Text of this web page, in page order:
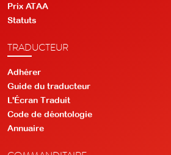
Prix ATAA
Statuts
TRADUCTEUR
Adhérer
Guide du traducteur
L'Écran Traduit
Code de déontologie
Annuaire